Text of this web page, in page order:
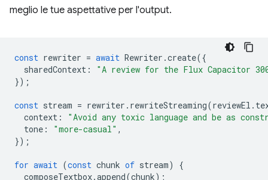
meglio le tue aspettative per l'output.
const rewriter = await Rewriter .create({
sharedContext :
"A review for the Flux Capacitor
});
const stream = rewriter . rewriteStreaming(reviewEl .
context :
"Avoid any toxic language and be as
tone : "more-casual" ,
});
for await (const chunk of stream)
{
composeTextbox.append(chunk);